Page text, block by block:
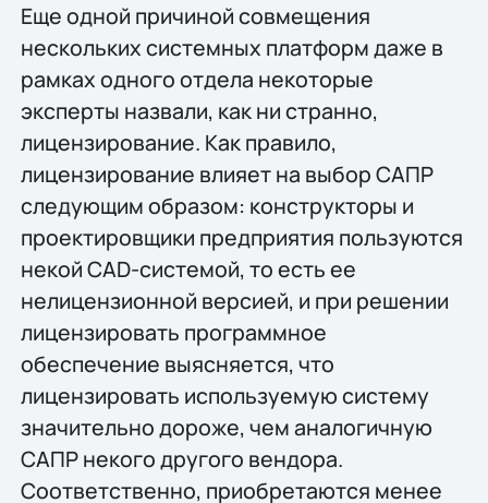
Еще одной причиной совмещения
нескольких системных платформ даже в
рамках одного отдела некоторые
эксперты назвали, как ни странно,
лицензирование. Как правило,
лицензирование влияет на выбор САПР
следующим образом: конструкторы и
проектировщики предприятия пользуются
некой CAD-системой, то есть ее
нелицензионной версией, и при решении
лицензировать программное
обеспечение выясняется, что
лицензировать используемую систему
значительно дороже, чем аналогичную
САПР некого другого вендора.
Соответственно, приобретаются менее